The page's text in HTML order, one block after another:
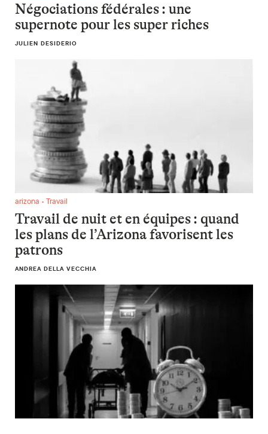
Négociations fédérales : une
supernote pour les super riches
JULIEN DESIDERIO
Travail de nuit et en équipes : quand les plans de l’Arizona
arizona • Travail
Travail de nuit et en équipes : quand
les plans de l’Arizona favorisent les
patrons
ANDREA DELLA VECCHIA